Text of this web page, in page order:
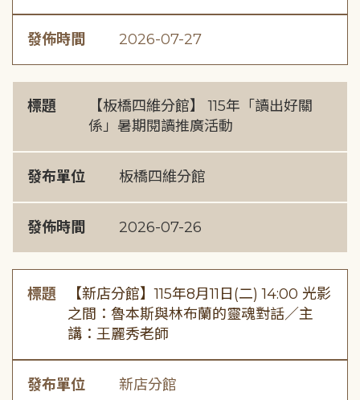
發佈時間 2026-07-27
標題
【板橋四維分館】 115年「讀出好關
係」暑期閱讀推廣活動
發布單位 板橋四維分館
發佈時間 2026-07-26
標題
【新店分館】115年8月11日(二) 14:00 光影
之間：魯本斯與林布蘭的靈魂對話／主
講：王麗秀老師
發布單位 新店分館